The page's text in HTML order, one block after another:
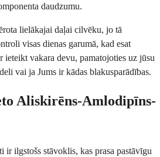
daudzumu.
lielākajai daļai cilvēku, jo tā
visas dienas garumā, kad esat
ieteikt vakara devu, pamatojoties uz jūsu
vai ja Jums ir kādas blakusparādības.
Aliskirēns-Amlodipīns-
ir ilgstošs stāvoklis, kas prasa pastāvīgu